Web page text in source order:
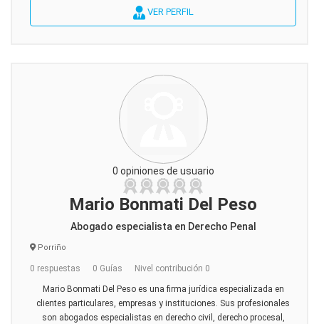
VER PERFIL
0 opiniones de usuario
Mario Bonmati Del Peso
Abogado especialista en Derecho Penal
Porriño
0 respuestas 0 Guías Nivel contribución 0
Mario Bonmati Del Peso es una firma jurídica especializada en
clientes particulares, empresas y instituciones. Sus profesionales
son abogados especialistas en derecho civil, derecho procesal,